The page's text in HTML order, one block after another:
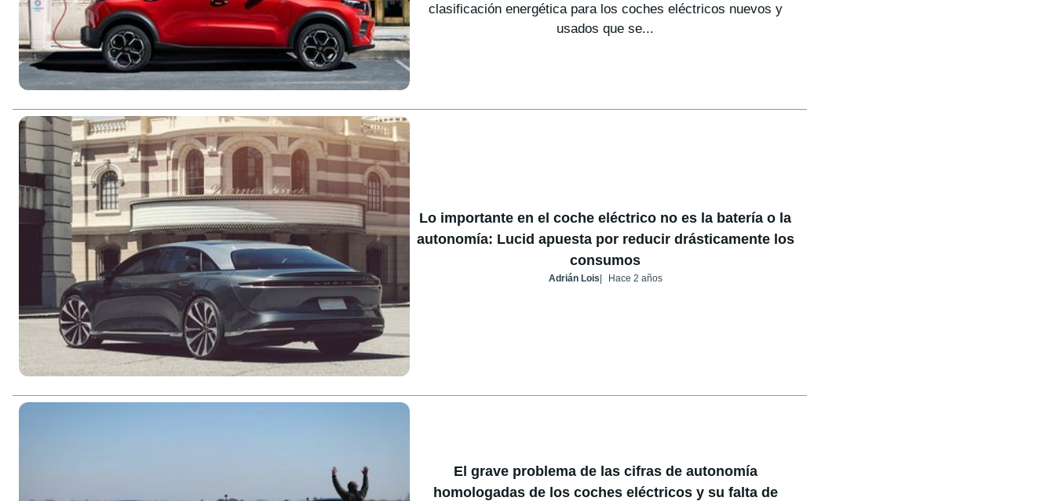
clasificación energética para los coches eléctricos nuevos y
usados que se...
Lo importante en el coche eléctrico no es la batería o la
autonomía: Lucid apuesta por reducir drásticamente los
consumos
Adrián Lois Hace 2 años
El grave problema de las cifras de autonomía
homologadas de los coches eléctricos y su falta de